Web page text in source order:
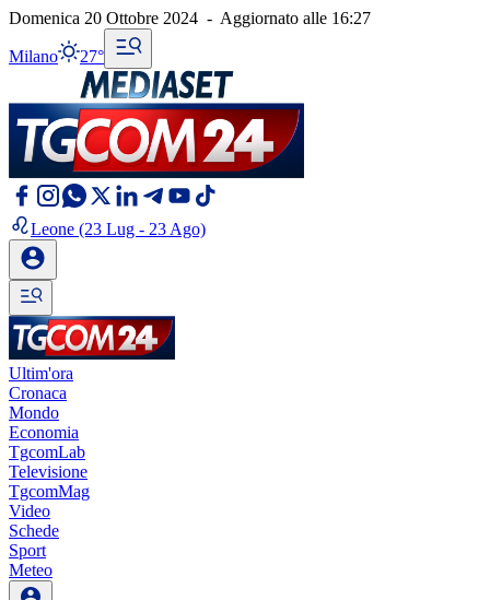
Domenica 20 Ottobre 2024 - Aggiornato alle 16:27
Milano 27°
Leone (23 Lug - 23 Ago)
Ultim'ora
Cronaca
Mondo
Economia
TgcomLab
Televisione
TgcomMag
Video
Schede
Sport
Meteo